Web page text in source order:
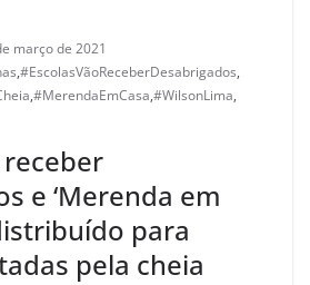
março de 2021
,#EscolasVãoReceberDesabrigados,
,#MerendaEmCasa,#WilsonLima,
receber
e ‘Merenda em
para
pela cheia